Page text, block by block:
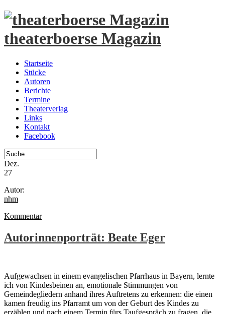
theaterboerse Magazin
Startseite
Stücke
Autoren
Berichte
Termine
Theaterverlag
Links
Kontakt
Facebook
Dez.
27
Autor:
nhm
Kommentar
Autorinnenporträt: Beate Eger
Aufgewachsen in einem evangelischen Pfarrhaus in Bayern, lernte
ich von Kindesbeinen an, emotionale Stimmungen von
Gemeindegliedern anhand ihres Auftretens zu erkennen: die einen
kamen freudig ins Pfarramt um von der Geburt des Kindes zu
erzählen und nach einem Termin fürs Taufgespräch zu fragen, die